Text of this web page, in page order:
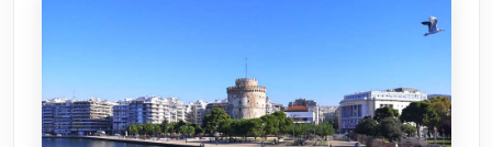
5. Playas de Perea y Agia Triada
Dónde alojarse en Tesalónica